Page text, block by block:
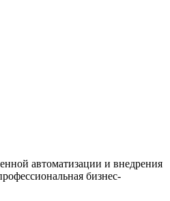
автоматизации и внедрения
бизнес-